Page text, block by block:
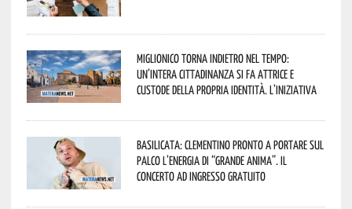
Miglionico torna indietro nel tempo:
un’intera cittadinanza si fa attrice e
custode della propria identità. L’iniziativa
Basilicata: Clementino pronto a portare sul
palco l’energia di “Grande Anima”. Il
concerto ad ingresso gratuito